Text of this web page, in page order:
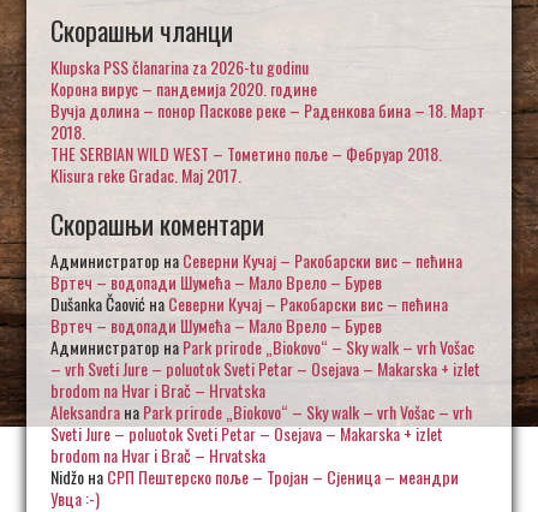
Скорашњи чланци
Klupska PSS članarina za 2026-tu godinu
Корона вирус – пандемија 2020. године
Вучја долина – понор Паскове реке – Раденкова бина – 18. Март
2018.
THE SERBIAN WILD WEST – Тометино поље – Фебруар 2018.
Klisura reke Gradac. Maj 2017.
Скорашњи коментари
Администратор наСеверни Кучај – Ракобарски вис – пећина
Вртеч – водопади Шумећа – Мало Врело – Бурев
Dušanka ČaovićнаСеверни Кучај – Ракобарски вис – пећина
Вртеч – водопади Шумећа – Мало Врело – Бурев
Администратор наPark prirode „Biokovo“ – Sky walk – vrh Vošac
– vrh Sveti Jure – poluotok Sveti Petar – Osejava – Makarska + izlet
brodom na Hvar i Brač – Hrvatska
AleksandraнаPark prirode „Biokovo“ – Sky walk – vrh Vošac – vrh
Sveti Jure – poluotok Sveti Petar – Osejava – Makarska + izlet
brodom na Hvar i Brač – Hrvatska
NidžoнаСРП Пештерско поље – Тројан – Сјеница – меандри
Увца :-)